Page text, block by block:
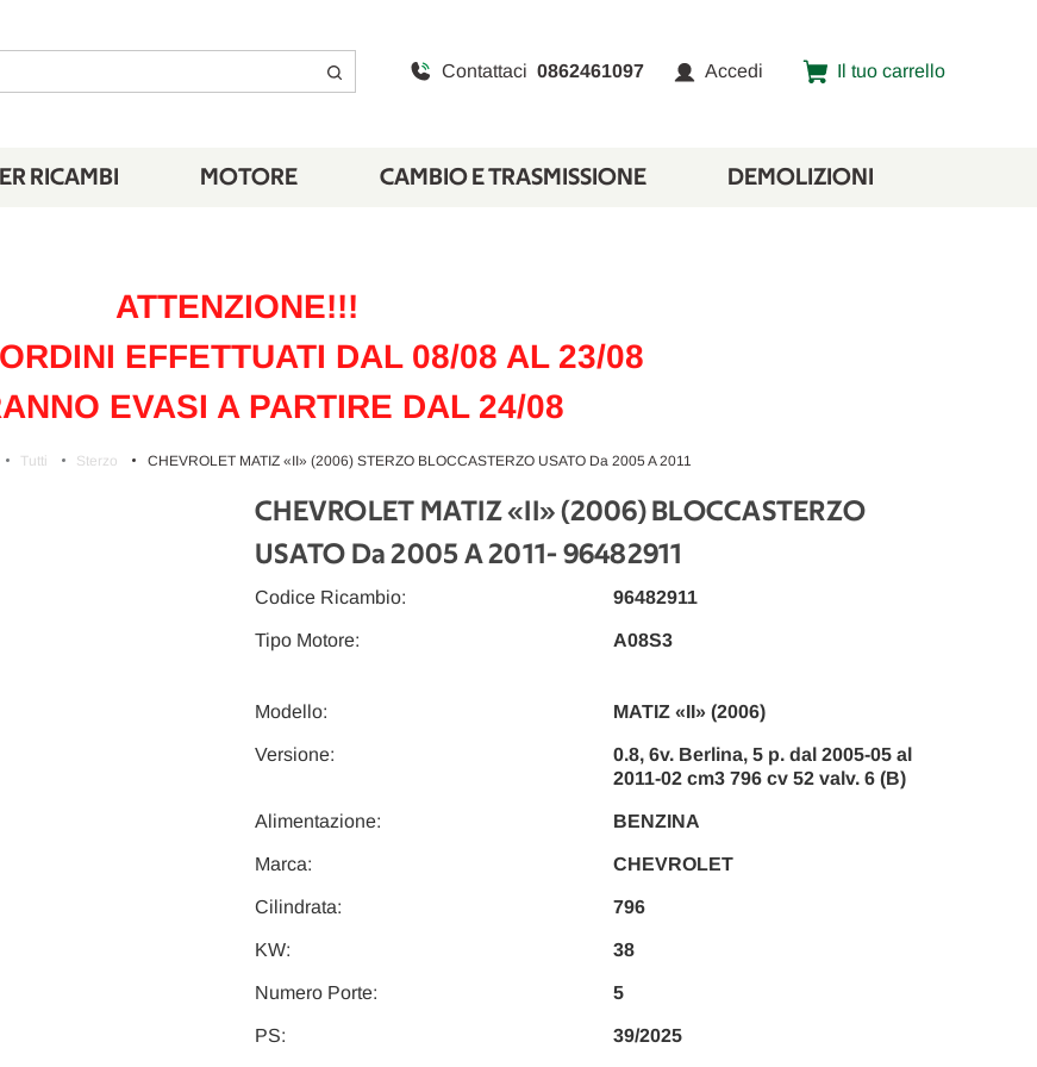
Contattaci 0862461097 Accedi Il tuo carrello
RICAMBI MOTORE CAMBIO E TRASMISSIONE DEMOLIZIONI
ATTENZIONE!!!
EFFETTUATI DAL 08/08 AL 23/08
EVASI A PARTIRE DAL 24/08
Tutti Sterzo CHEVROLET MATIZ «II» (2006) STERZO BLOCCASTERZO USATO Da 2005 A 2011
CHEVROLET MATIZ «II» (2006) BLOCCASTERZO
USATO Da 2005 A 2011 - 96482911
Modello: MATIZ «II» (2006)
Versione:
0.8, 6v. Berlina, 5 p. dal 2005-05 al
2011-02 cm3 796 cv 52 valv. 6 (B)
Codice Ricambio: 96482911
Cilindrata: 796
Alimentazione: BENZINA
Tipo Motore: A08S3
Marca: CHEVROLET
KW: 38
Numero Porte: 5
PS: 39/2025